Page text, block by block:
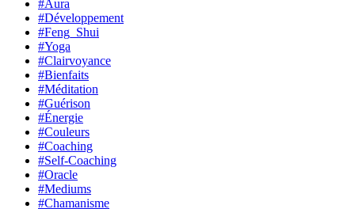
#Aura
#Développement
#Feng_Shui
#Yoga
#Clairvoyance
#Bienfaits
#Méditation
#Guérison
#Énergie
#Couleurs
#Coaching
#Self-Coaching
#Oracle
#Mediums
#Chamanisme